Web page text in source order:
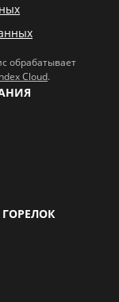
обрабатывает
Cloud.